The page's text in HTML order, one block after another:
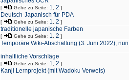
[ Gehe zu Seite: 1 2 ]
Deutsch-Japanisch für PDA
[ Gehe zu Seite: 1 2 ]
traditionelle japanische Farben
[ Gehe zu Seite: 1 2 ]
Temporäre Wiki-Abschaltung (3. Juni 2022),
inhaltliche Vorschläge
[ Gehe zu Seite: 1 2 ]
Kanji Lernprojekt (mit Wadoku Verweis)